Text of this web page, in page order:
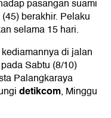
pasangan suami
berakhir. Pelaku
selama 15 hari.
di jalan
Sabtu (8/10)
Palangkaraya
detikcom, Minggu